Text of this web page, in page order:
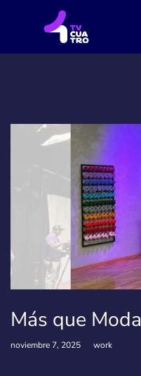
Más que Moda
noviembre 7, 2025 work